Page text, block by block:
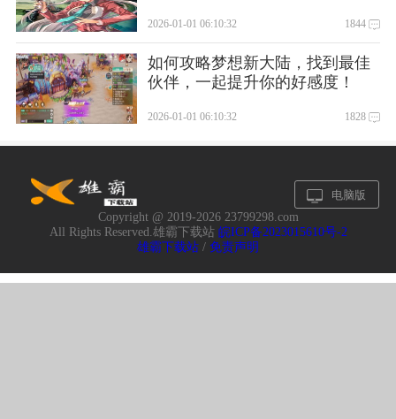
2026-01-01 06:10:32 1844
如何攻略梦想新大陆，找到最佳
伙伴，一起提升你的好感度！
2026-01-01 06:10:32 1828
电脑版
Copyright @ 2019-2026 23799298.com
All Rights Reserved.雄霸下载站 皖ICP备2023015610号-2
雄霸下载站 / 免责声明